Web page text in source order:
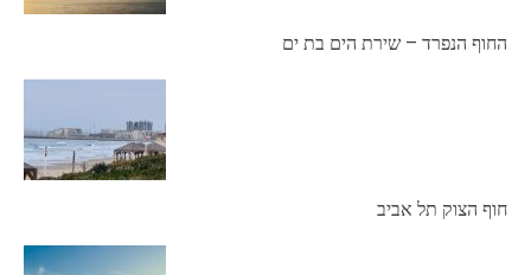
החוף הנפרד – שירת הים בת ים
חוף הצוק תל אביב